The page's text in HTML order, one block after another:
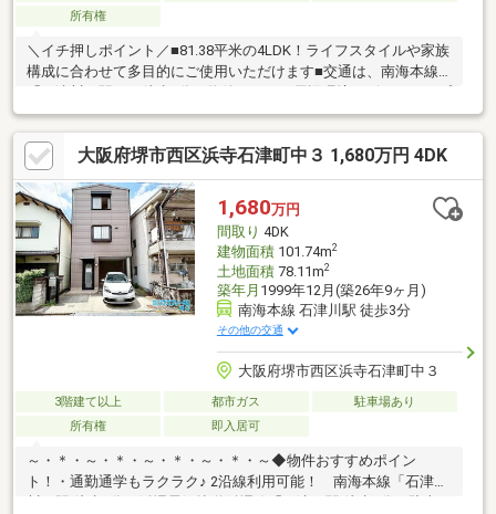
所有権
＼イチ押しポイント／■81.38平米の4LDK！ライフスタイルや家族
構成に合わせて多目的にご使用いただけます■交通は、南海本線
／◆小学校…浜寺石津小学校まで約210ｍ◆中学校…浜寺中学校ま
で約2000ｍ◆ショッピング施設…イオンタウン諏訪の森まで約
1200ｍ◆コンビニ…ローソン浜寺石津西二丁店まで約160ｍ当物件
については、居住中の為見学日程を別途営業担当よりお電話で調
整させて頂くことがございます。＼ユースフルって／１．購入・
売却・賃貸の安心オールサポート２．住宅ローン取扱い銀行と連
携多数で低金利の比較可能
大阪府堺市西区浜寺石津町中３ 1,680万円 4DK
1,680万円
間取り 4DK
建物面積101.74m2
土地面積78.11m2
築年月 1999年12月(築26年9ヶ月)
南海本線 石津川駅 徒歩3分
その他の交通
大阪府堺市西区浜寺石津町中３
3階建て以上 都市ガス
駐車場あり
所有権
即入居可
～・＊・～・＊・～・＊・～・＊・～◆物件おすすめポイン
ト！・通勤通学もラクラク♪ 2沿線利用可能！ 南海本線「石津